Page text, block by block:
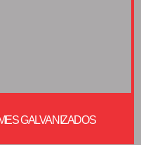
GALVANIZADOS